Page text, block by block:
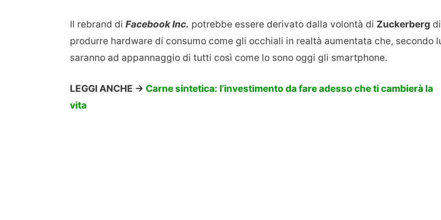
Il rebrand di Facebook Inc. potrebbe essere derivato dalla volontà di Zuckerberg di
produrre hardware di consumo come gli occhiali in realtà aumentata che, secondo
saranno ad appannaggio di tutti così come lo sono oggi gli smartphone.
LEGGI ANCHE -> Carne sintetica: l’investimento da fare adesso che ti cambierà la
vita